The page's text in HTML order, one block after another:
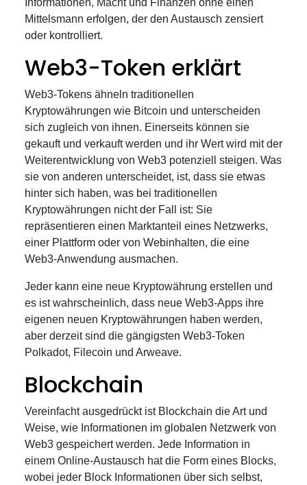
Informationen, Macht und Finanzen ohne einen
Mittelsmann erfolgen, der den Austausch zensiert
oder kontrolliert.
Web3-Token erklärt
Web3-Tokens ähneln traditionellen
Kryptowährungen wie Bitcoin und unterscheiden
sich zugleich von ihnen. Einerseits können sie
gekauft und verkauft werden und ihr Wert wird mit der
Weiterentwicklung von Web3 potenziell steigen. Was
sie von anderen unterscheidet, ist, dass sie etwas
hinter sich haben, was bei traditionellen
Kryptowährungen nicht der Fall ist: Sie
repräsentieren einen Marktanteil eines Netzwerks,
einer Plattform oder von Webinhalten, die eine
Web3-Anwendung ausmachen.
Jeder kann eine neue Kryptowährung erstellen und
es ist wahrscheinlich, dass neue Web3-Apps ihre
eigenen neuen Kryptowährungen haben werden,
aber derzeit sind die gängigsten Web3-Token
Polkadot, Filecoin und Arweave.
Blockchain
Vereinfacht ausgedrückt ist Blockchain die Art und
Weise, wie Informationen im globalen Netzwerk von
Web3 gespeichert werden. Jede Information in
einem Online-Austausch hat die Form eines Blocks,
wobei jeder Block Informationen über sich selbst,